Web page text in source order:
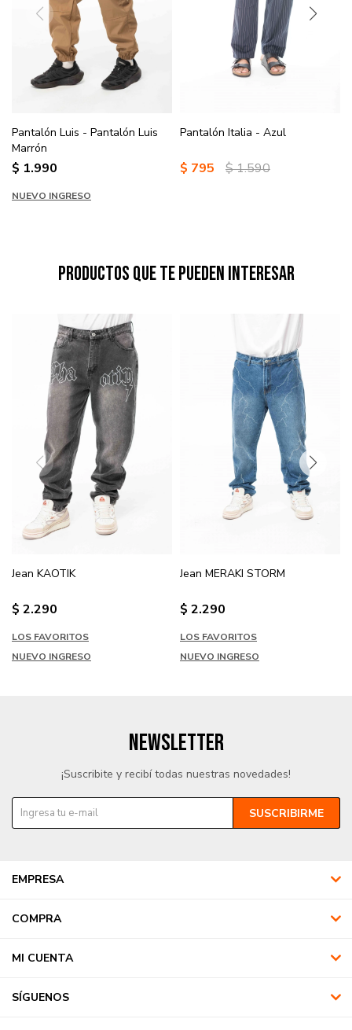
Pantalón Luis - Pantalón Luis
Marrón
$ 1.990
NUEVO INGRESO
Pantalón Italia - Azul
$ 795 $1.590
Productos que te pueden interesar
Jean KAOTIK
$ 2.290
LOS FAVORITOS
NUEVO INGRESO
Jean MERAKI STORM
$ 2.290
LOS FAVORITOS
NUEVO INGRESO
EMPRESA
COMPRA
MI CUENTA
SÍGUENOS
NEWSLETTER
¡Suscribite y recibí todas nuestras novedades!
SUSCRIBIRME